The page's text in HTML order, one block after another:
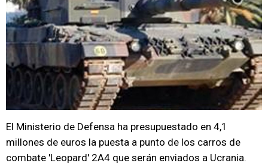
El Ministerio de Defensa ha presupuestado en 4,1
millones de euros la puesta a punto de los carros de
combate 'Leopard' 2A4 que serán enviados a Ucrania.